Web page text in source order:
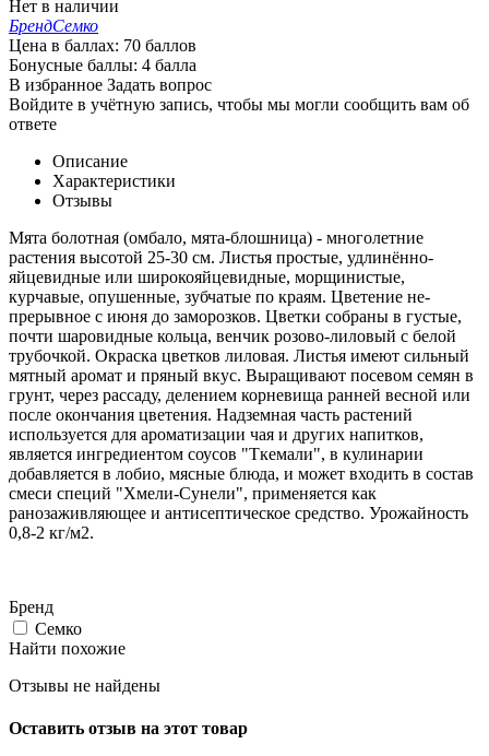
Нет в наличии
БрендСемко
Цена в баллах: 70 баллов
Бонусные баллы: 4 балла
В избранное Задать вопрос
Войдите в учётную запись, чтобы мы могли сообщить вам об
ответе
Описание
Характеристики
Отзывы
Мята болотная (омбало, мята-блошница) - многолетние
растения высотой 25-30 см. Листья простые, удлинённо-
яйцевидные или широкояйцевидные, морщинистые,
курчавые, опушенные, зубчатые по краям. Цветение не­
прерывное с июня до заморозков. Цветки собраны в гус­тые,
почти шаровидные кольца, венчик розово-лиловый с белой
трубочкой. Окраска цветков лиловая. Листья имеют сильный
мятный аромат и пряный вкус. Выращи­вают посевом семян в
грунт, через рассаду, делением корневища ранней весной или
после окончания цвете­ния. Надземная часть растений
используется для арома­тизации чая и других напитков,
является ингредиентом соусов "Ткемали", в кулинарии
добавляется в лобио, мясные блюда, и может входить в состав
смеси специй "Хмели-Сунели", применяется как
ранозаживляющее и антисептическое средство. Урожайность
0,8-2 кг/м2.
Бренд
Семко
Найти похожие
Отзывы не найдены
Оставить отзыв на этот товар